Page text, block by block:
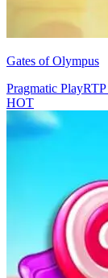
Gates of Olympus
Pragmatic PlayRTP
HOT